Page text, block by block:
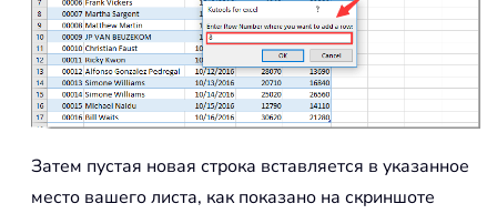
Затем пустая новая строка вставляется в указанное
место вашего листа, как показано на скриншоте